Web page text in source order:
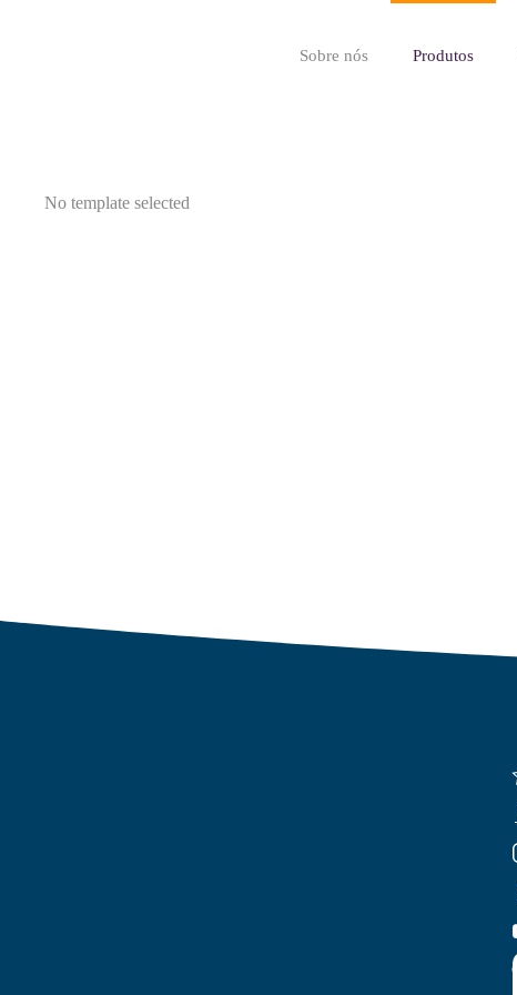
Sobre nós Produtos
No template selected